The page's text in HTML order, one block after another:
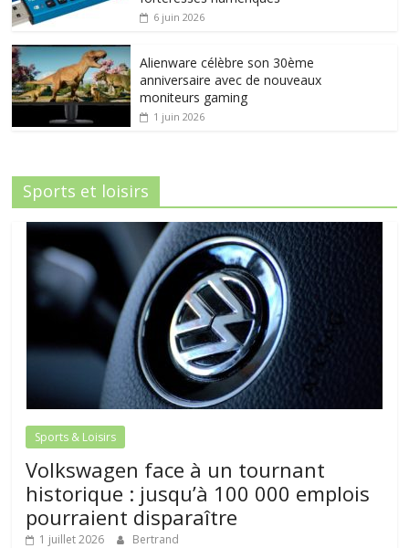
6 juin 2026
Alienware célèbre son 30ème
anniversaire avec de nouveaux
moniteurs gaming
1 juin 2026
Sports et loisirs
Sports & Loisirs
Volkswagen face à un tournant
historique : jusqu’à 100 000 emplois
pourraient disparaître
1 juillet 2026 Bertrand